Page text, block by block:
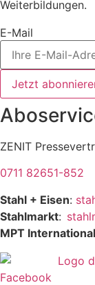
Weiterbildungen.
E-Mail
Jetzt
ZENIT
0711 82651-852
Stahl + Eisen:
Stahlmarkt:
MPT International
Facebook